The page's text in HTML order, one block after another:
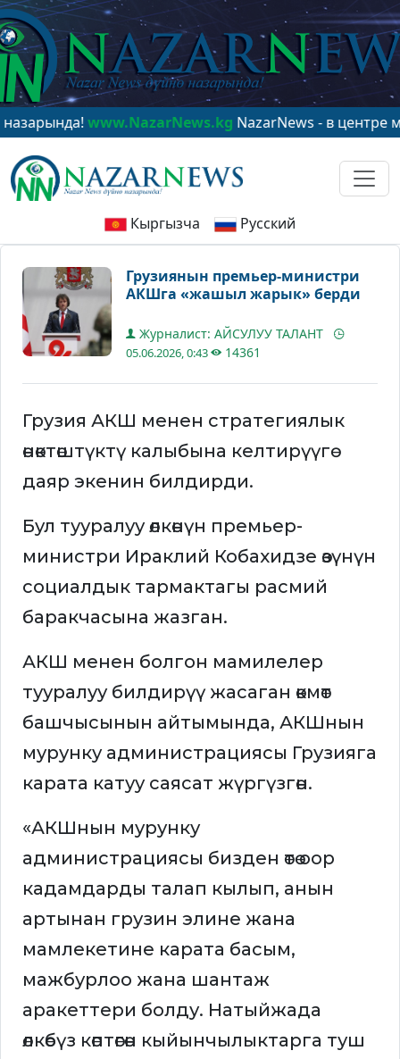
www.NazarNews.kgNazarNews - в центре
Кыргызча Русский
Грузиянын премьер-министри
АКШга «жашыл жарык» берди
Журналист: АЙСУЛУУ ТАЛАНТ
05.06.2026, 0:43 14361
Грузия АКШ менен стратегиялык
өнөктөштүктү калыбына келтирүүгө
даяр экенин билдирди.
Бул тууралуу өлкөнүн премьер-
министри Ираклий Кобахидзе өзүнүн
социалдык тармактагы расмий
баракчасына жазган.
АКШ менен болгон мамилелер
тууралуу билдирүү жасаган өкмөт
башчысынын айтымында, АКШнын
мурунку администрациясы Грузияга
карата катуу саясат жүргүзгөн.
«АКШнын мурунку
администрациясы бизден өтө оор
кадамдарды талап кылып, анын
артынан грузин элине жана
мамлекетине карата басым,
мажбурлоо жана шантаж
аракеттери болду. Натыйжада
өлкөбүз көптөгөн кыйынчылыктарга туш